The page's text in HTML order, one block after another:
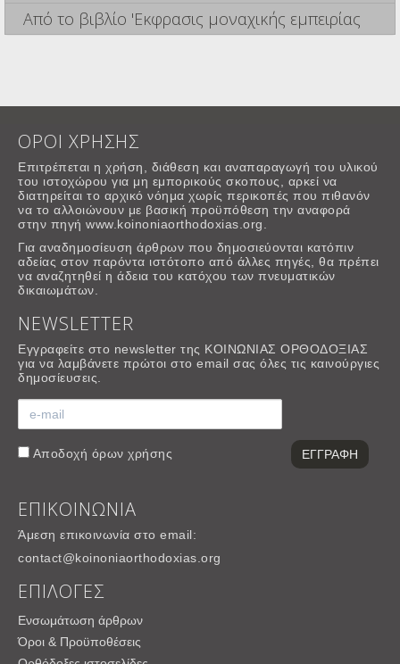
Από το βιβλίο 'Εκφρασις μοναχικής εμπειρίας
ΟΡΟΙ ΧΡΗΣΗΣ
Επιτρέπεται η χρήση, διάθεση και αναπαραγωγή του υλικού
του ιστοχώρου για μη εμπορικούς σκοπους, αρκεί να
διατηρείται το αρχικό νόημα χωρίς περικοπές που πιθανόν
να το αλλοιώνουν με βασική προϋπόθεση την αναφορά
στην πηγή www.koinoniaorthodoxias.org.
Για αναδημοσίευση άρθρων που δημοσιεύονται κατόπιν
αδείας στον παρόντα ιστότοπο από άλλες πηγές, θα πρέπει
να αναζητηθεί η άδεια του κατόχου των πνευματικών
δικαιωμάτων.
NEWSLETTER
Εγγραφείτε στο newsletter της ΚΟΙΝΩΝΙΑΣ ΟΡΘΟΔΟΞΙΑΣ
για να λαμβάνετε πρώτοι στο email σας όλες τις καινούργιες
δημοσίευσεις.
Αποδοχή όρων χρήσης
ΕΠΙΚΟΙΝΩΝΙΑ
Άμεση επικοινωνία στο email:
contact@koinoniaorthodoxias.org
ΕΠΙΛΟΓΕΣ
Ενσωμάτωση άρθρων
Όροι & Προϋποθέσεις